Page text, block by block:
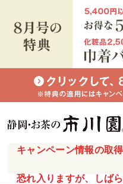
キャンペーン情報の取
恐れ入りますが、しば